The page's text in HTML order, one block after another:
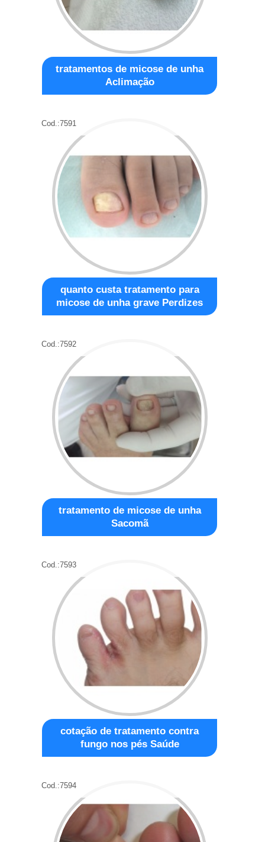
tratamentos de micose de unha
Aclimação
Cod.:7591
quanto custa tratamento para
micose de unha grave Perdizes
Cod.:7592
tratamento de micose de unha
Sacomã
Cod.:7593
cotação de tratamento contra
fungo nos pés Saúde
Cod.:7594